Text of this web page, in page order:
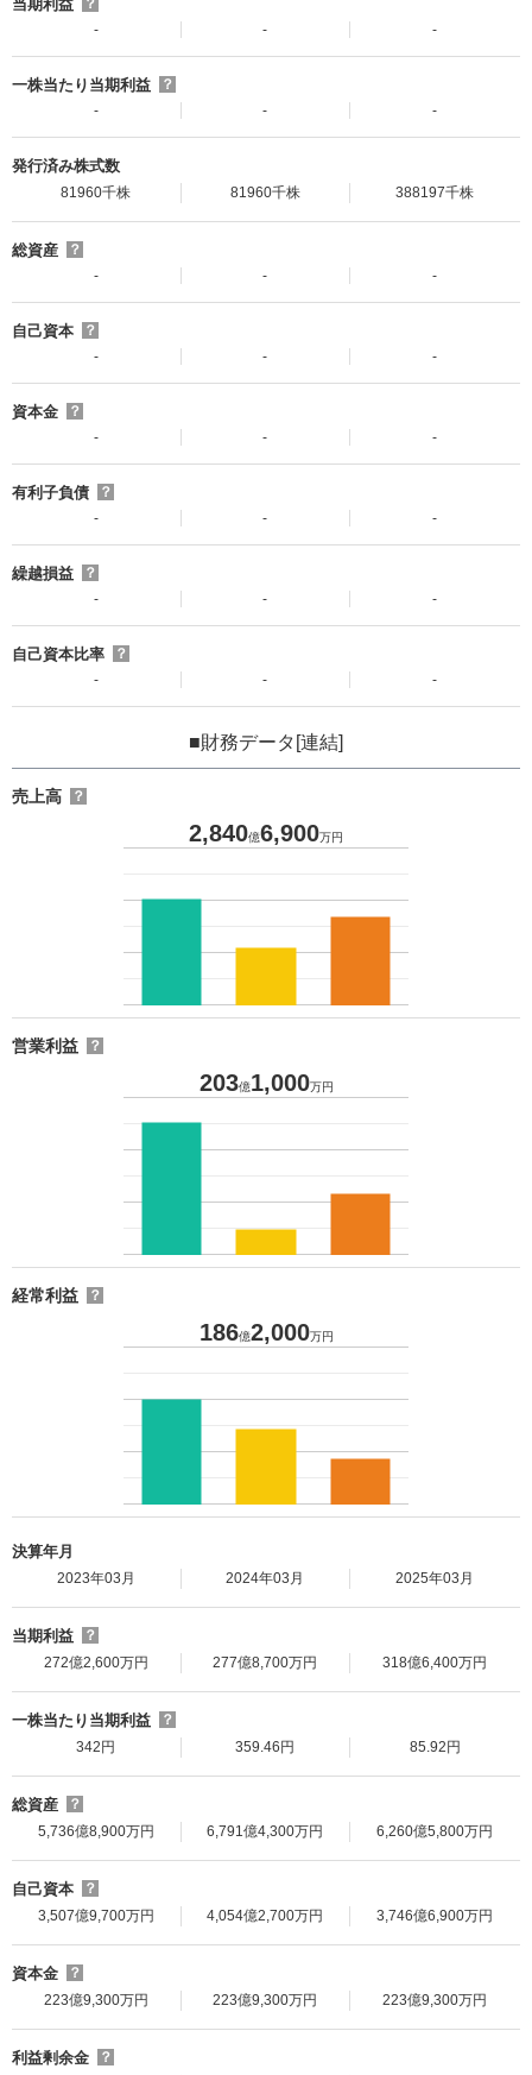
当期利益
？
-
- -
一株当たり当期利益
？
-
- -
発行済み株式数
81960千株 81960千株 388197千株
総資産
？
-
- -
自己資本
？
-
- -
資本金
？
-
- -
有利子負債
？
-
- -
繰越損益
？
-
- -
自己資本比率
？
-
- -
■財務データ[連結]
売上高 ？
2,840億6,900万円
営業利益 ？
203億1,000万円
経常利益 ？
186億2,000万円
決算年月
2023年03月 2024年03月 2025年03月
当期利益
？
272億2,600万円
277億8,700万円 318億6,400万円
一株当たり当期利益
？
342円
359.46円 85.92円
総資産
？
5,736億8,900万円
6,791億4,300万円 6,260億5,800万円
自己資本
？
3,507億9,700万円
4,054億2,700万円 3,746億6,900万円
資本金
？
223億9,300万円
223億9,300万円 223億9,300万円
利益剰余金
？